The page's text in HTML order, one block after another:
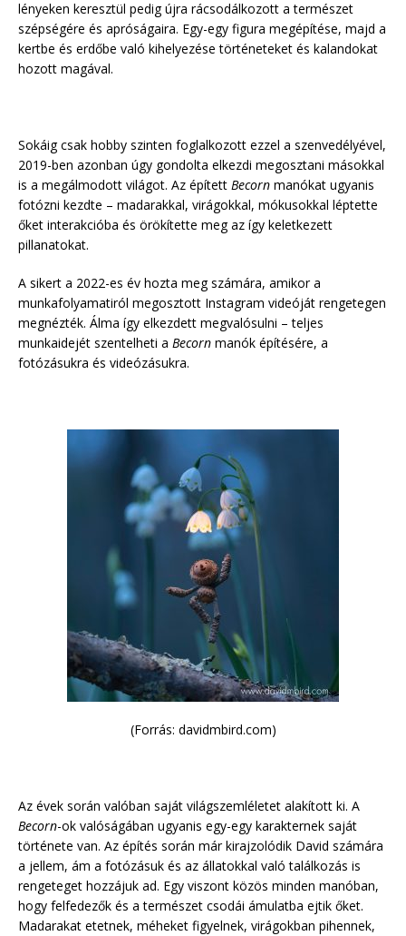
lényeken keresztül pedig újra rácsodálkozott a természet
szépségére és apróságaira. Egy-egy figura megépítése, majd a
kertbe és erdőbe való kihelyezése történeteket és kalandokat
hozott magával.
Sokáig csak hobby szinten foglalkozott ezzel a szenvedélyével,
2019-ben azonban úgy gondolta elkezdi megosztani másokkal
is a megálmodott világot. Az épített Becorn manókat ugyanis
fotózni kezdte – madarakkal, virágokkal, mókusokkal léptette
őket interakcióba és örökítette meg az így keletkezett
pillanatokat.
A sikert a 2022-es év hozta meg számára, amikor a
munkafolyamatiról megosztott Instagram videóját rengetegen
megnézték. Álma így elkezdett megvalósulni – teljes
munkaidejét szentelheti a Becorn manók építésére, a
fotózásukra és videózásukra.
(Forrás: davidmbird.com)
Az évek során valóban saját világszemléletet alakított ki. A
Becorn-ok valóságában ugyanis egy-egy karakternek saját
története van. Az építés során már kirajzolódik David számára
a jellem, ám a fotózásuk és az állatokkal való találkozás is
rengeteget hozzájuk ad. Egy viszont közös minden manóban,
hogy felfedezők és a természet csodái ámulatba ejtik őket.
Madarakat etetnek, méheket figyelnek, virágokban pihennek,